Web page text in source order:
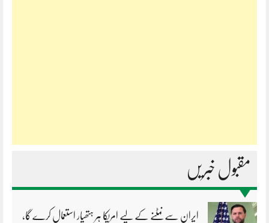
مقبول خبریں
ایران سے نمٹنے کے لیے امریکا ہر ہتھیار استعمال کرے گا،